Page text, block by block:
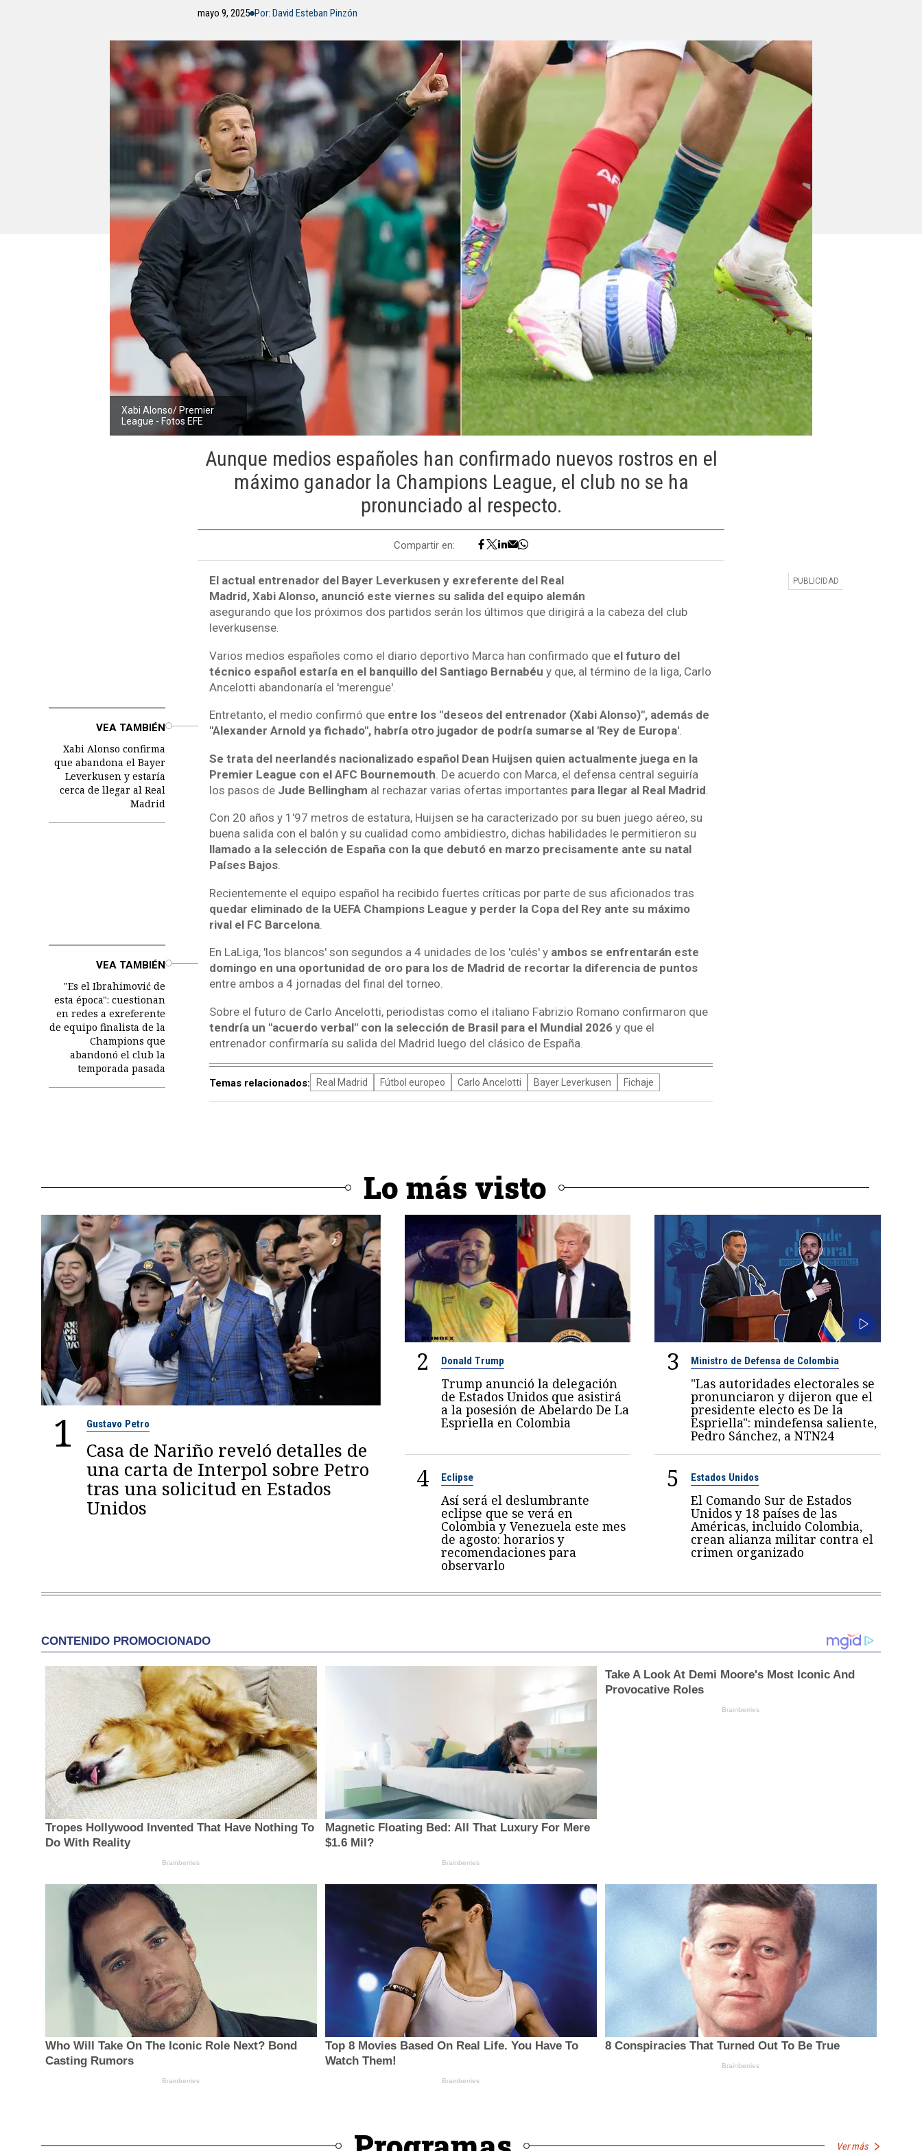
mayo 9, 2025 Por: David Esteban Pinzón
Xabi Alonso/ Premier
League - Fotos EFE
Aunque medios españoles han confirmado nuevos rostros en el
máximo ganador la Champions League, el club no se ha
pronunciado al respecto.
Compartir en:
El actual entrenador del Bayer Leverkusen y exreferente del Real
Madrid, Xabi Alonso, anunció este viernes su salida del equipo alemán
asegurando que los próximos dos partidos serán los últimos que dirigirá a la cabeza del club
leverkusense.
Varios medios españoles como el diario deportivo Marca han confirmado que el futuro del
técnico español estaría en el banquillo del Santiago Bernabéu y que, al término de la liga, Carlo
Ancelotti abandonaría el 'merengue'.
VEA TAMBIÉN
Xabi Alonso confirma
que abandona el Bayer
Leverkusen y estaría
cerca de llegar al Real
Madrid
Entretanto, el medio confirmó que entre los "deseos del entrenador (Xabi Alonso)", además de
"Alexander Arnold ya fichado", habría otro jugador de podría sumarse al 'Rey de Europa'.
Se trata del neerlandés nacionalizado español Dean Huijsen quien actualmente juega en la
Premier League con el AFC Bournemouth . De acuerdo con Marca, el defensa central seguiría
los pasos de Jude Bellingham al rechazar varias ofertas importantes para llegar al Real Madrid
Con 20 años y 1'97 metros de estatura, Huijsen se ha caracterizado por su buen juego aéreo, su
buena salida con el balón y su cualidad como ambidiestro, dichas habilidades le permitieron su
llamado a la selección de España con la que debutó en marzo precisamente ante su natal
Países Bajos.
Recientemente el equipo español ha recibido fuertes críticas por parte de sus aficionados tras
quedar eliminado de la UEFA Champions League y perder la Copa del Rey ante su máximo
rival el FC Barcelona.
VEA TAMBIÉN
"Es el Ibrahimović de
esta época": cuestionan
en redes a exreferente
de equipo finalista de la
Champions que
abandonó el club la
temporada pasada
En LaLiga, 'los blancos' son segundos a 4 unidades de los 'culés' yambos se enfrentarán este
domingo en una oportunidad de oro para los de Madrid de recortar la diferencia de puntos
entre ambos a 4 jornadas del final del torneo.
Sobre el futuro de Carlo Ancelotti, periodistas como el italiano Fabrizio Romano confirmaron que
tendría un "acuerdo verbal" con la selección de Brasil para el Mundial 2026y que el
entrenador confirmaría su salida del Madrid luego del clásico de España.
Temas relacionados: Real Madrid Fútbol europeo Carlo Ancelotti Bayer Leverkusen Fichaje
Lo más visto
1 Gustavo Petro
Casa de Nariño reveló detalles de
una carta de Interpol sobre Petro
tras una solicitud en Estados
Unidos
2 Donald Trump
Trump anunció la delegación
de Estados Unidos que asistirá
a la posesión de Abelardo De La
Espriella en Colombia
3 Ministro de Defensa de Colombia
"Las autoridades electorales se
pronunciaron y dijeron que el
presidente electo es De la
Espriella": mindefensa saliente,
Pedro Sánchez, a NTN24
4 Eclipse
Así será el deslumbrante
eclipse que se verá en
Colombia y Venezuela este mes
de agosto: horarios y
recomendaciones para
observarlo
5 Estados Unidos
El Comando Sur de Estados
Unidos y 18 países de las
Américas, incluido Colombia,
crean alianza militar contra el
crimen organizado
Ver más